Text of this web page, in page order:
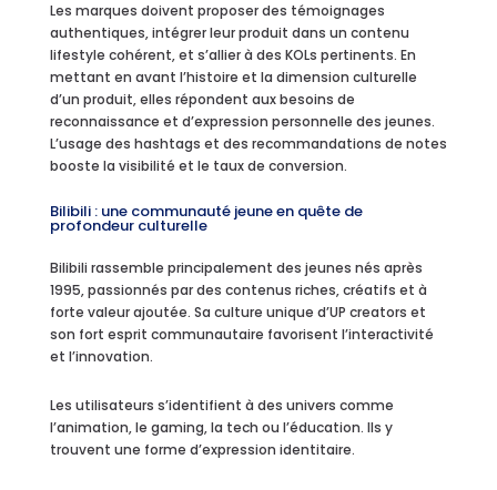
Les marques doivent proposer des témoignages
authentiques, intégrer leur produit dans un contenu
lifestyle cohérent, et s’allier à des KOLs pertinents. En
mettant en avant l’histoire et la dimension culturelle
d’un produit, elles répondent aux besoins de
reconnaissance et d’expression personnelle des jeunes.
L’usage des hashtags et des recommandations de notes
booste la visibilité et le taux de conversion.
Bilibili : une communauté jeune en quête de
profondeur culturelle
Bilibili rassemble principalement des jeunes nés après
1995, passionnés par des contenus riches, créatifs et à
forte valeur ajoutée. Sa culture unique d’UP creators et
son fort esprit communautaire favorisent l’interactivité
et l’innovation.
Les utilisateurs s’identifient à des univers comme
l’animation, le gaming, la tech ou l’éducation. Ils y
trouvent une forme d’expression identitaire.